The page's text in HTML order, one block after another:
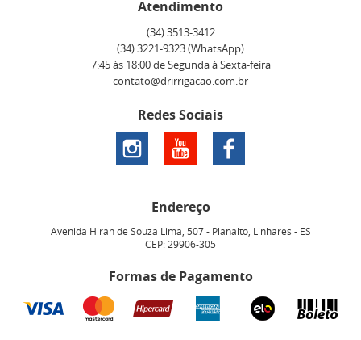
Atendimento
(34)3513-3412
(34)3221-9323(WhatsApp)
7:45 às 18:00 de Segunda à Sexta-feira
contato@drirrigacao.com.br
Redes Sociais
Endereço
Avenida Hiran de Souza Lima, 507- Planalto, Linhares - ES
CEP: 29906-305
Formas de Pagamento